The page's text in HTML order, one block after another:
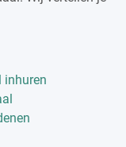
inhuren